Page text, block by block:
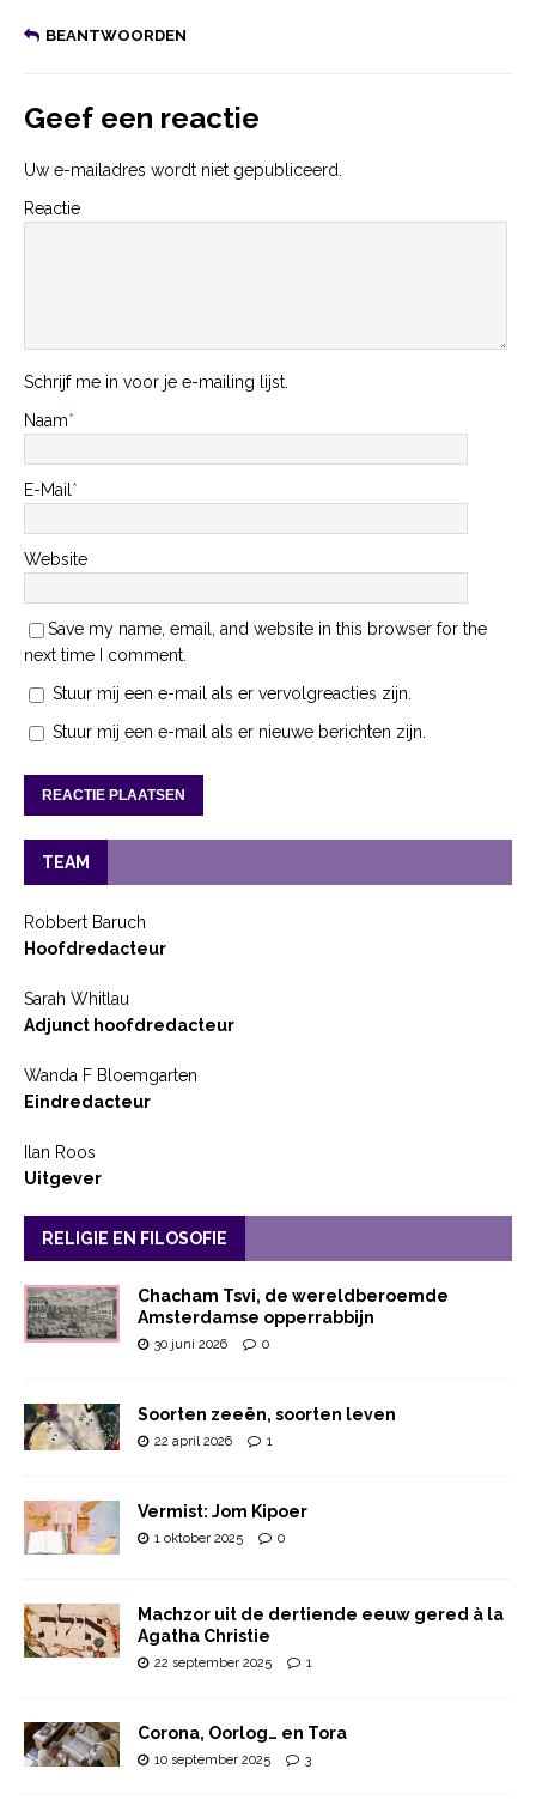
BEANTWOORDEN
Geef een reactie
Uw e-mailadres wordt niet gepubliceerd.
Reactie
Schrijf me in voor je e-mailing lijst.
Naam*
E-Mail *
Website
Save my name, email, and website in this browser for the
next time I comment.
Stuur mij een e-mail als er vervolgreacties zijn.
Stuur mij een e-mail als er nieuwe berichten zijn.
TEAM
Robbert Baruch
Hoofdredacteur
Sarah Whitlau
Adjunct hoofdredacteur
Wanda F Bloemgarten
Eindredacteur
Ilan Roos
Uitgever
RELIGIE EN FILOSOFIE
Chacham Tsvi, de wereldberoemde
Amsterdamse opperrabbijn
30 juni 2026 0
Soorten zeeën, soorten leven
22 april 2026 1
Vermist: Jom Kipoer
1 oktober 2025 0
Machzor uit de dertiende eeuw gered à la
Agatha Christie
22 september 2025 1
Corona, Oorlog… en Tora
10 september 2025 3